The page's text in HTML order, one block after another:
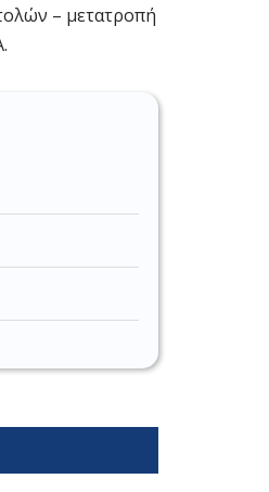
– μετατροπή